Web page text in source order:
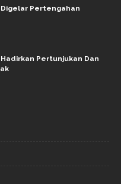
Digelar Pertengahan
Pertunjukan Dan